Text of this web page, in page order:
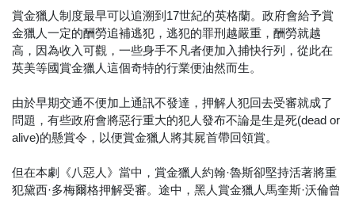
賞金獵人制度最早可以追溯到17世紀的英格蘭。政府會給予賞
金獵人一定的酬勞追補逃犯，逃犯的罪刑越嚴重，酬勞就越
高，因為收入可觀，一些身手不凡者便加入捕快行列，從此在
英美等國賞金獵人這個奇特的行業便油然而生。
由於早期交通不便加上通訊不發達，押解人犯回去受審就成了
問題，有些政府會將惡行重大的犯人發布不論是生是死(dead or
alive)的懸賞令，以便賞金獵人將其屍首帶回領賞。
但在本劇《八惡人》當中，賞金獵人約翰·魯斯卻堅持活著將重
犯黛西·多梅爾格押解受審。途中，黑人賞金獵人馬奎斯·沃倫曾